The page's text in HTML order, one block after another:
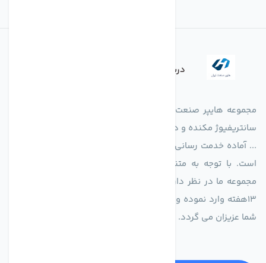
درباره فروشگاه
مجموعه هایپر صنعت ایران در امر تولید و واردات انواع فن های
سانتریفیوژ مکنده و دمنده آکسیال، سقفی، بین کانالی، مرغداری و
... آماده خدمت رسانی به شرکت های تولیدی، صنعتی و ساختمانی
است. با توجه به متنوع بودن فن های تولیدی کمپانی اروپایی
مجموعه ما در نظر دارد کالاهای تخصصی شما عزیزان رو در صرف
13هفته وارد نموده و این عمر باعث صرفه جویی در هزینه و زمان
شما عزیزان می گردد.